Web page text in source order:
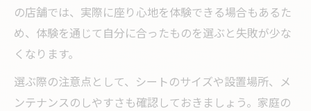
の店舗では、実際に座り心地を体験できる場合もあるた
め、体験を通じて自分に合ったものを選ぶと失敗が少な
くなります。
選ぶ際の注意点として、シートのサイズや設置場所、メ
ンテナンスのしやすさも確認しておきましょう。家庭の